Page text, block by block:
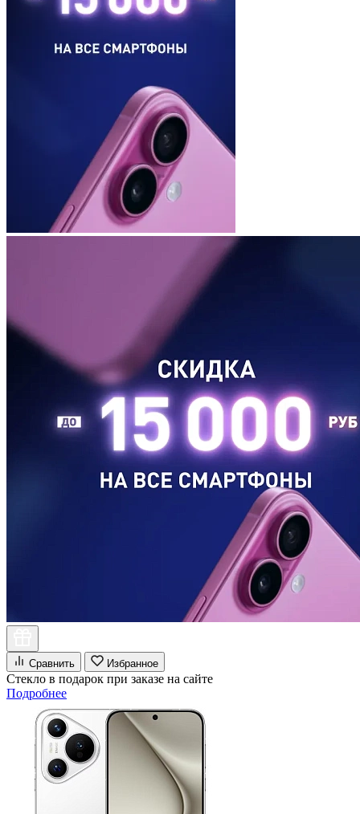
Сравнить Избранное
Стекло в подарок при заказе на сайте
Подробнее